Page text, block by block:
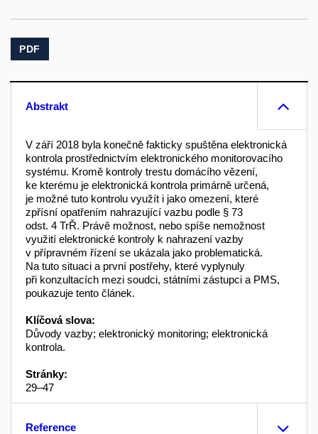
PDF
Abstrakt
V září 2018 byla konečně fakticky spuštěna elektronická
kontrola prostřednictvím elektronického monitorovacího
systému. Kromě kontroly trestu domácího vězení,
ke kterému je elektronická kontrola primárně určená,
je možné tuto kontrolu využít i jako omezení, které
zpřísní opatřením nahrazující vazbu podle § 73
odst. 4 TrŘ. Právě možnost, nebo spíše nemožnost
využití elektronické kontroly k nahrazení vazby
v přípravném řízení se ukázala jako problematická.
Na tuto situaci a první postřehy, které vyplynuly
při konzultacích mezi soudci, státními zástupci a PMS,
poukazuje tento článek.
Klíčová slova:
Důvody vazby; elektronický monitoring; elektronická
kontrola.
Stránky:
29–47
Reference